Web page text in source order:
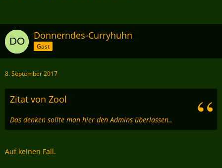
Donnerndes-Curryhuhn
Gast
8. September 2017
Zitat von Zool
Das denken sollte man hier den Admins überlassen..
Auf keinen Fall.